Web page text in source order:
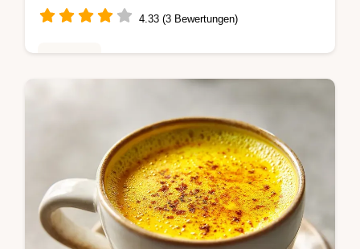
4.33 (3 Bewertungen)
mit unserem Schritt-für-Schritt-Guide.
Erfahre, wie du den Ingwer Shot für
maximale Bioverfügbarkeit selber machst.